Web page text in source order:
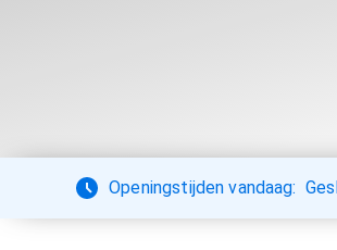
Openingstijden vandaag: